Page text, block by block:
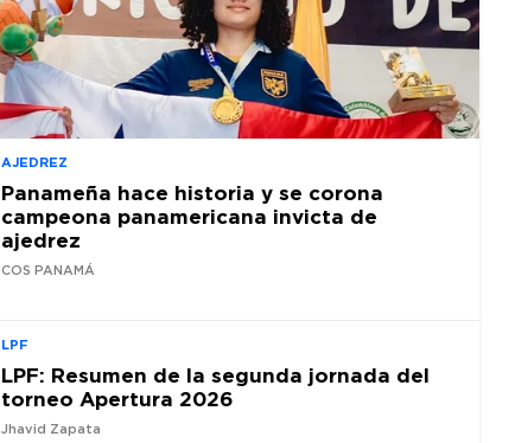
AJEDREZ
Panameña hace historia y se corona
campeona panamericana invicta de
ajedrez
COS PANAMÁ
LPF
LPF: Resumen de la segunda jornada del
torneo Apertura 2026
Jhavid Zapata